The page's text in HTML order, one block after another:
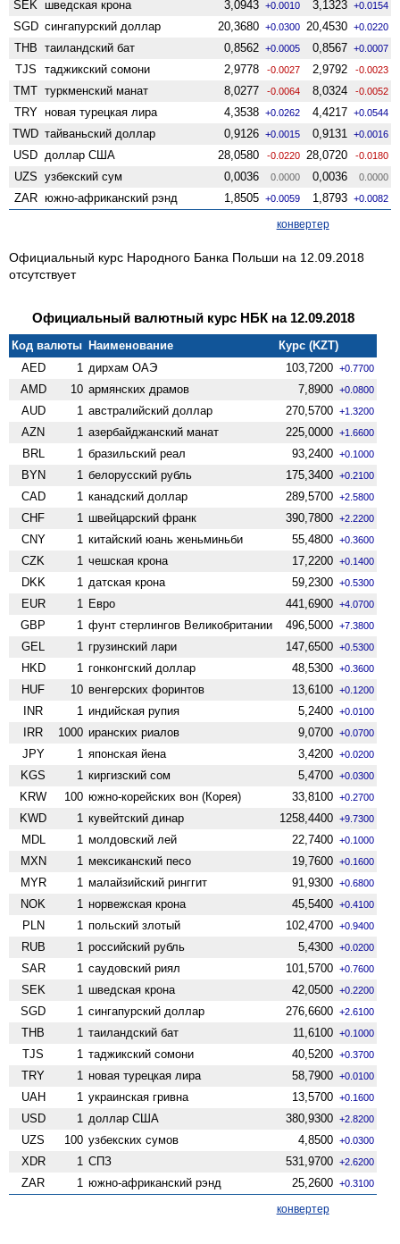
SEK шведская крона 3,0943 +0.0010 3,1323 +0.0154
SGD сингапурский доллар 20,3680 +0.0300 20,4530 +0.0220
THB таиландский бат 0,8562 +0.0005 0,8567 +0.0007
TJS таджикский сомони 2,9778 -0.0027 2,9792 -0.0023
TMT туркменский манат 8,0277 -0.0064 8,0324 -0.0052
TRY новая турецкая лира 4,3538 +0.0262 4,4217 +0.0544
TWD тайваньский доллар 0,9126 +0.0015 0,9131 +0.0016
USD доллар США 28,0580 -0.0220 28,0720 -0.0180
UZS узбекский сум 0,0036 0.0000 0,0036 0.0000
ZAR южно-африканский рэнд 1,8505 +0.0059 1,8793 +0.0082
конвертер
Официальный курс Народного Банка Польши на 12.09.2018
отсутствует
Официальный валютный курс НБК на 12.09.2018
Код валюты Наименование
Курс (KZT)
AED
1 дирхам ОАЭ 103,7200 +0.7700
AMD 10 армянских драмов 7,8900 +0.0800
AUD 1 австралийский доллар 270,5700 +1.3200
AZN 1 азербайджанский манат 225,0000 +1.6600
BRL 1 бразильский реал 93,2400 +0.1000
BYN 1 белорусский рубль 175,3400 +0.2100
CAD 1 канадский доллар 289,5700 +2.5800
CHF 1 швейцарский франк 390,7800 +2.2200
CNY 1 китайский юань женьминьби 55,4800 +0.3600
CZK 1 чешская крона 17,2200 +0.1400
DKK 1 датская крона 59,2300 +0.5300
EUR 1 Евро 441,6900 +4.0700
GBP 1 фунт стерлингов Велико­британии 496,5000 +7.3800
GEL 1 грузинский лари 147,6500 +0.5300
HKD 1 гонконгский доллар 48,5300 +0.3600
HUF 10 венгерских форинтов 13,6100 +0.1200
INR 1 индийская рупия 5,2400 +0.0100
IRR 1000 иранских риалов 9,0700 +0.0700
JPY 1 японская йена 3,4200 +0.0200
KGS 1 киргизский сом 5,4700 +0.0300
KRW 100 южно-корейских вон (Корея) 33,8100 +0.2700
KWD 1 кувейтский динар 1258,4400 +9.7300
MDL 1 молдовский лей 22,7400 +0.1000
MXN 1 мексиканский песо 19,7600 +0.1600
MYR 1 малайзийский ринггит 91,9300 +0.6800
NOK 1 норвежская крона 45,5400 +0.4100
PLN 1 польский злотый 102,4700 +0.9400
RUB 1 российский рубль 5,4300 +0.0200
SAR 1 саудовский риял 101,5700 +0.7600
SEK 1 шведская крона 42,0500 +0.2200
SGD 1 сингапурский доллар 276,6600 +2.6100
THB 1 таиландский бат 11,6100 +0.1000
TJS 1 таджикский сомони 40,5200 +0.3700
TRY 1 новая турецкая лира 58,7900 +0.0100
UAH 1 украинская гривна 13,5700 +0.1600
USD 1 доллар США 380,9300 +2.8200
UZS 100 узбекских сумов 4,8500 +0.0300
XDR 1 СПЗ 531,9700 +2.6200
ZAR 1 южно-африканский рэнд 25,2600 +0.3100
конвертер